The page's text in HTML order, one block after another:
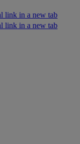
link in a new tab
link in a new tab